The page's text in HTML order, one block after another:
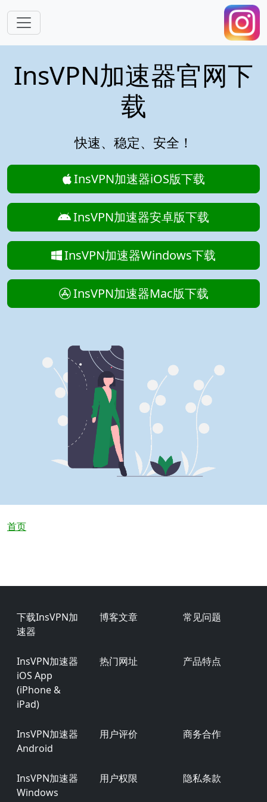
InsVPN加速器官网下
载
快速、稳定、安全！
InsVPN加速器iOS版下载
InsVPN加速器安卓版下载
InsVPN加速器Windows下载
InsVPN加速器Mac版下载
面包屑
首页
Footer
下载InsVPN加
速器
博客文章 常见问题
InsVPN加速器
iOS App
(iPhone &
iPad)
热门网址 产品特点
InsVPN加速器
Android
用户评价 商务合作
InsVPN加速器
Windows
用户权限 隐私条款